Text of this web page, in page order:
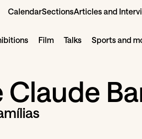
CalendarSectionsArticles and
Film Talks Sports and
Claude